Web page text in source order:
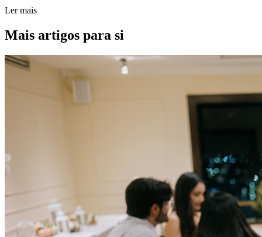
Ler mais
Mais artigos para si